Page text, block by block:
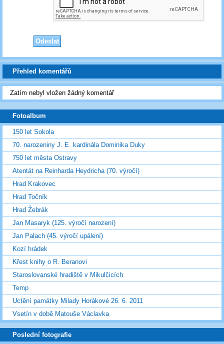
Přehled komentářů
Zatím nebyl vložen žádný komentář
Fotoalbum
150 let Sokola
70. narozeniny J. E. kardinála Dominika Duky
750 let města Ostravy
Atentát na Reinharda Heydricha (70. výročí)
Hrad Krakovec
Hrad Točník
Hrad Žebrák
Jan Masaryk (125. výročí narození)
Jan Palach (45. výročí upálení)
Kozí hrádek
Křest knihy o R. Beranovi
Staroslovanské hradiště v Mikulčicích
Temp
Uctění památky Milady Horákové 26. 6. 2011
Vsetín v době Matouše Václavka
Poslední fotografie